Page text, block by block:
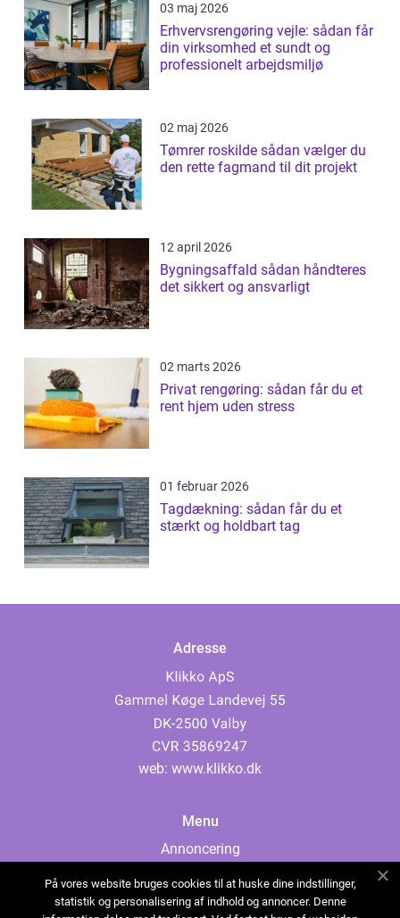
03 maj 2026
Erhvervsrengøring vejle: sådan får
din virksomhed et sundt og
professionelt arbejdsmiljø
02 maj 2026
Tømrer roskilde sådan vælger du
den rette fagmand til dit projekt
12 april 2026
Bygningsaffald sådan håndteres
det sikkert og ansvarligt
02 marts 2026
Privat rengøring: sådan får du et
rent hjem uden stress
01 februar 2026
Tagdækning: sådan får du et
stærkt og holdbart tag
Adresse
web: www.klikko.dk
Menu
Annoncering
Cookies
På vores website bruges cookies til at huske dine indstillinger,
statistik og personalisering af indhold og annoncer. Denne